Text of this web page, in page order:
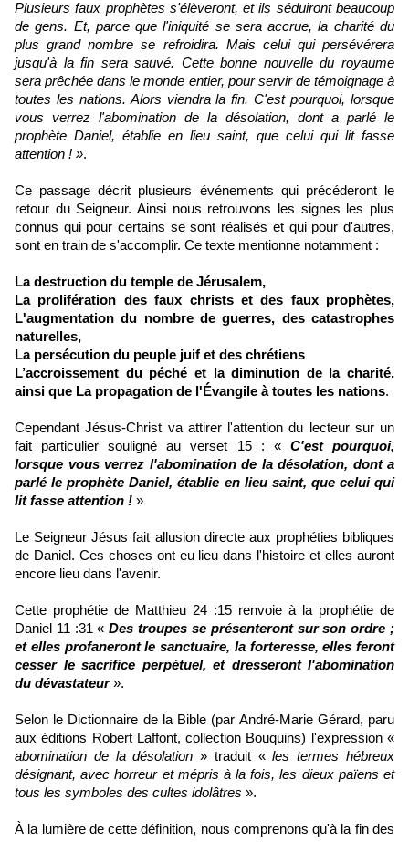
Plusieurs faux prophètes s'élèveront, et ils séduiront beaucoup
de gens. Et, parce que l'iniquité se sera accrue, la charité du
plus grand nombre se refroidira. Mais celui qui persévérera
jusqu'à la fin sera sauvé. Cette bonne nouvelle du royaume
sera prêchée dans le monde entier, pour servir de témoignage à
toutes les nations. Alors viendra la fin. C'est pourquoi, lorsque
vous verrez l'abomination de la désolation, dont a parlé le
prophète Daniel, établie en lieu saint, que celui qui lit fasse
attention ! ».
Ce passage décrit plusieurs événements qui précéderont le
retour du Seigneur. Ainsi nous retrouvons les signes les plus
connus qui pour certains se sont réalisés et qui pour d'autres,
sont en train de s'accomplir. Ce texte mentionne notamment :
La destruction du temple de Jérusalem,
La prolifération des faux christs et des faux prophètes,
L'augmentation du nombre de guerres, des catastrophes
naturelles,
La persécution du peuple juif et des chrétiens
L’accroissement du péché et la diminution de la charité,
ainsi que La propagation de l'Évangile à toutes les nations.
Cependant Jésus-Christ va attirer l'attention du lecteur sur un
fait particulier souligné au verset 15 : « C'est pourquoi,
lorsque vous verrez l'abomination de la désolation, dont a
parlé le prophète Daniel, établie en lieu saint, que celui qui
lit fasse attention ! »
Le Seigneur Jésus fait allusion directe aux prophéties bibliques
de Daniel. Ces choses ont eu lieu dans l'histoire et elles auront
encore lieu dans l'avenir.
Cette prophétie de Matthieu 24 :15 renvoie à la prophétie de
Daniel 11 :31«Des troupes se présenteront sur son ordre ;
et elles profaneront le sanctuaire, la forteresse, elles feront
cesser le sacrifice perpétuel, et dresseront l'abomination
du dévastateur».
Selon le Dictionnaire de la Bible (par André-Marie Gérard, paru
aux éditions Robert Laffont, collection Bouquins) l'expression «
abomination de la désolation » traduit «les termes hébreux
désignant, avec horreur et mépris à la fois, les dieux païens et
tous les symboles des cultes idolâtres ».
À la lumière de cette définition, nous comprenons qu'à la fin des